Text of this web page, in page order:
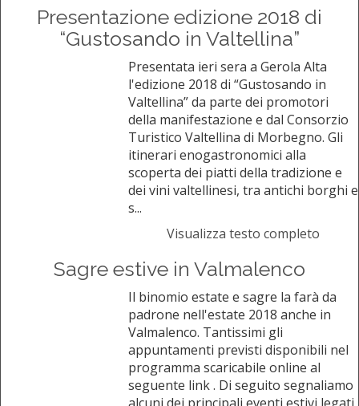
Presentazione edizione 2018 di
“Gustosando in Valtellina”
Presentata ieri sera a Gerola Alta
l'edizione 2018 di “Gustosando in
Valtellina” da parte dei promotori
della manifestazione e dal Consorzio
Turistico Valtellina di Morbegno. Gli
itinerari enogastronomici alla
scoperta dei piatti della tradizione e
dei vini valtellinesi, tra antichi borghi e
s...
Visualizza testo completo
Sagre estive in Valmalenco
Il binomio estate e sagre la farà da
padrone nell'estate 2018 anche in
Valmalenco. Tantissimi gli
appuntamenti previsti disponibili nel
programma scaricabile online al
seguente link . Di seguito segnaliamo